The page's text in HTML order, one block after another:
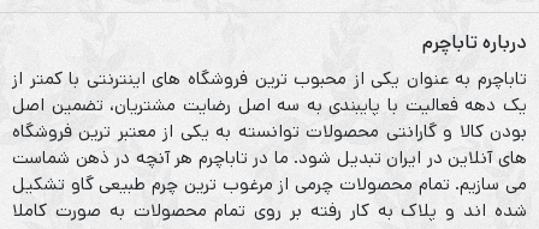
درباره تاباچرم
تاباچرم به عنوان یکی از محبوب ترین فروشگاه های اینترنتی با کمتر از
یک دهه فعالیت با پایبندی به سه اصل رضایت مشتریان، تضمین اصل
بودن کالا و گارانتی محصولات توانسته به یکی از معتبر ترین فروشگاه
های آنلاین در ایران تبدیل شود. ما در تاباچرم هر آنچه در ذهن شماست
می سازیم. تمام محصولات چرمی از مرغوب ترین چرم طبیعی گاو تشکیل
شده اند و پلاک به کار رفته بر روی تمام محصولات به صورت کاملا